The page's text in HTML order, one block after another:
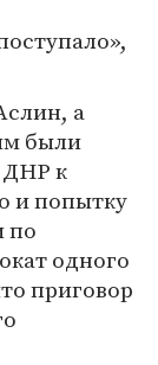
а
были
ДНР к
и попытку
по
одного
приговор